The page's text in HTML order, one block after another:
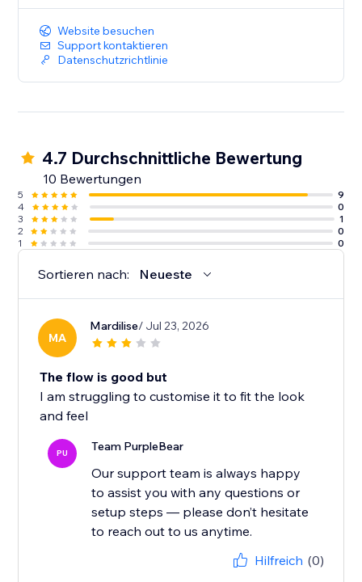
Website besuchen
Support kontaktieren
Datenschutzrichtlinie
4.7 Durchschnittliche Bewertung
10 Bewertungen
5
9
4
0
3
1
2
0
1
0
Sortieren nach: Neueste
MA
Mardilise/ Jul 23, 2026
The flow is good but
I am struggling to customise it to fit the look
and feel
PU Team PurpleBear
Our support team is always happy
to assist you with any questions or
setup steps — please don’t hesitate
to reach out to us anytime.
Hilfreich (0)